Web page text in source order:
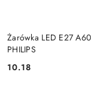
Żarówka LED E27
PHILIPS
Cena:
10.18